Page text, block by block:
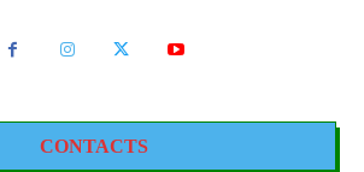
CONTACTS